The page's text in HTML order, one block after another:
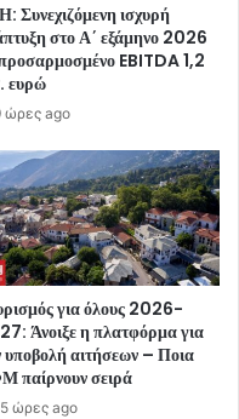
Συνεχιζόμενη ισχυρή
στο Α΄ εξάμηνο 2026
EBITDA 1,2
ευρώ
ώρες ago
για όλους 2026-
Άνοιξε η πλατφόρμα για
υποβολή αιτήσεων – Ποια
παίρνουν σειρά
ώρες ago